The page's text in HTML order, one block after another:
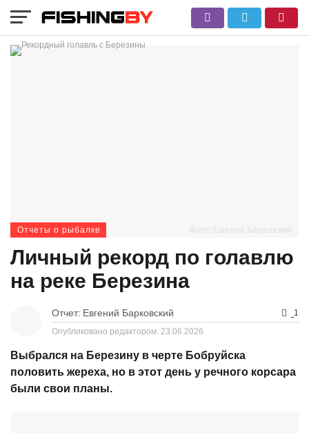
Фото: Евгений Барковский
Отчеты о рыбалке
Личный рекорд по голавлю
на реке Березина
Отчет: Евгений Барковский
1
Опубликовано редактором: 23.06.2026
Выбрался на Березину в черте Бобруйска
половить жереха, но в этот день у речного корсара
были свои планы.